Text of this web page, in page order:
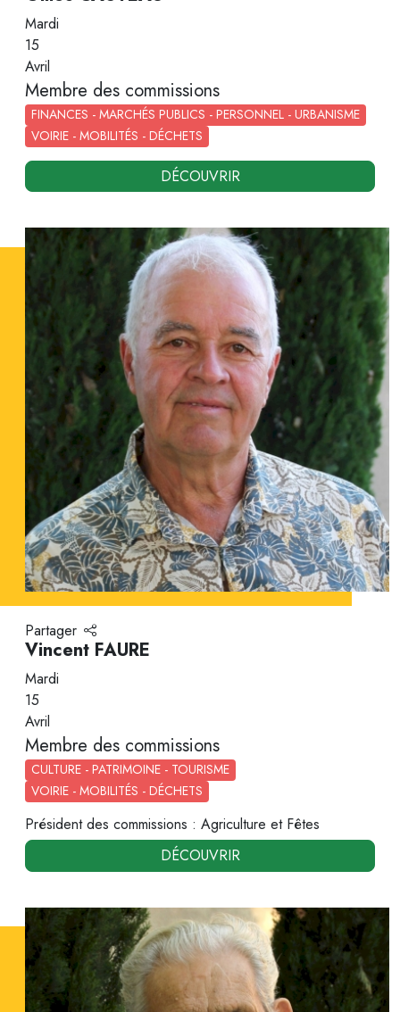
Mardi
15
Avril
Membre des commissions
FINANCES - MARCHÉS PUBLICS - PERSONNEL - URBANISME
VOIRIE - MOBILITÉS - DÉCHETS
DÉCOUVRIR
Partager
Vincent FAURE
Mardi
15
Avril
Membre des commissions
CULTURE - PATRIMOINE - TOURISME
VOIRIE - MOBILITÉS - DÉCHETS
Président des commissions : Agriculture et Fêtes
DÉCOUVRIR